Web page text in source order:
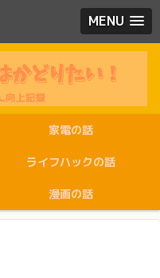
MENU
家電の話
ライフハックの話
漫画の話